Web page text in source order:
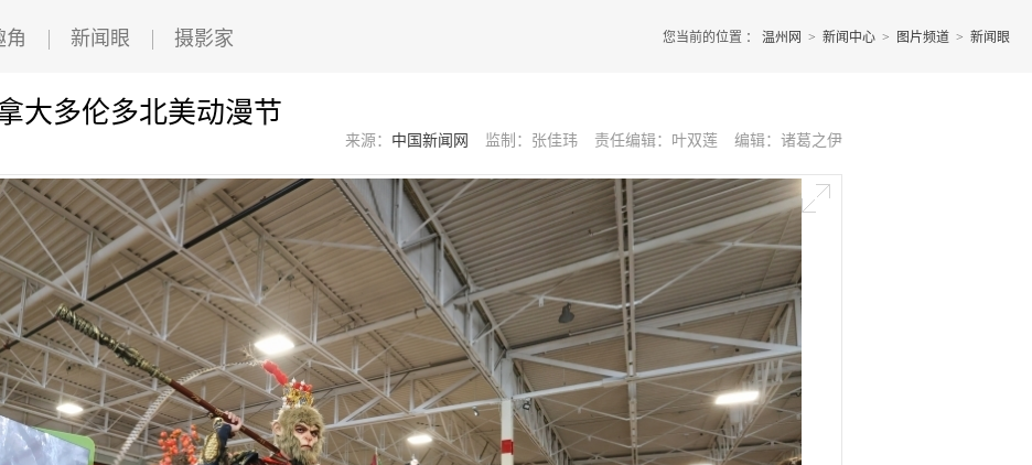
角 新闻眼 摄影家 您当前的位置 ： 温州网 > 新闻中心 > 图片频道 > 新闻眼
大多伦多北美动漫节
来源： 中国新闻网 监制：张佳玮 责任编辑：叶双莲 编辑：诸葛之伊